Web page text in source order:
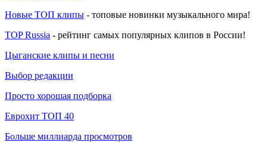
Новые ТОП клипы - топовые новинки музыкального мира!
TOP Russia - рейтинг самых популярных клипов в России!
Цыганские клипы и песни
Выбор редакции
Просто хорошая подборка
Еврохит ТОП 40
Больше миллиарда просмотров